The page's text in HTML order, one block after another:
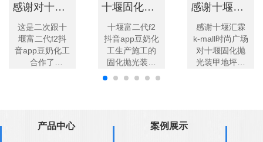
感谢对十堰富二代f2抖音app豆奶化工道路标线产品的认可
这是二次跟十
堰富二代f2抖
音app豆奶化工
合作了
结实。
感谢????
十堰固化抛光装甲地坪施工完成
十堰富二代f2
抖音app豆奶化
工生产施工的
固化抛光装甲
地坪确实非常
好，有
感谢十堰汇霖k-mall时尚广场对十堰固化抛光装甲地坪厂家支持
感谢十堰汇霖
k-mall时尚广场
对十堰固化抛
光装甲地坪厂
产品中心 案例展示